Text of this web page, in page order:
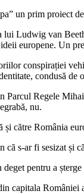
un prim proiect de
lui Ludwig van
europene. Un
conspirației
condusă de
Regele
nu.
și către România
s-ar fi sesizat și
pentru a
capitala